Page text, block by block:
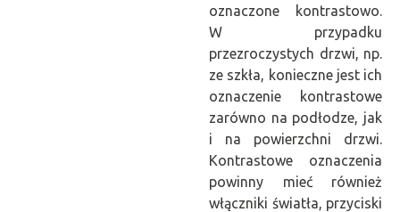
oznaczone kontrastowo.
W przypadku
przezroczystych drzwi, np.
ze szkła, konieczne jest ich
oznaczenie kontrastowe
zarówno na podłodze, jak
i na powierzchni drzwi.
Kontrastowe oznaczenia
powinny mieć również
włączniki światła, przyciski